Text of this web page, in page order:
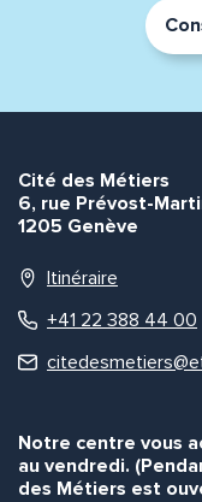
Cité des Métiers
6, rue Prévost-
1205 Genève
Itinéraire
+41 22 388 44 00
Notre centre vous
au vendredi.
des Métiers est